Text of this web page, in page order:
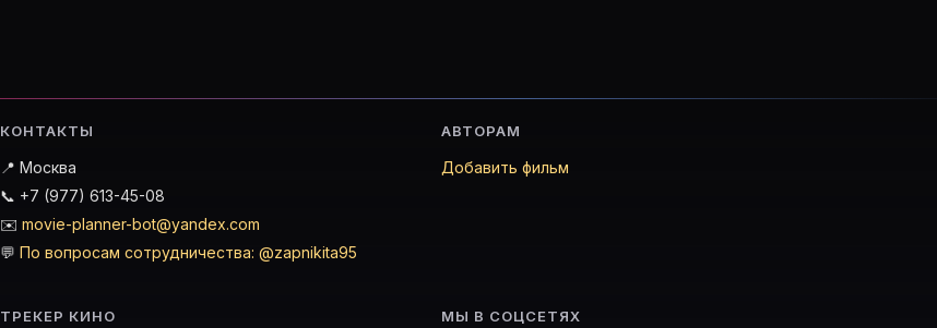
КОНТАКТЫ
📍 Москва
📞 +7 (977) 613-45-08
✉️ movie-planner-bot@yandex.com
💬 По вопросам сотрудничества: @zapnikita95
АВТОРАМ
Добавить фильм
ТРЕКЕР КИНО МЫ В СОЦСЕТЯХ